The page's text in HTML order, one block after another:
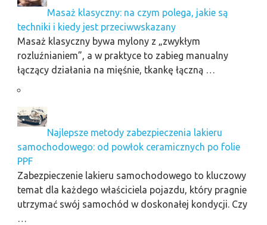
Masaż klasyczny: na czym polega, jakie są
techniki i kiedy jest przeciwwskazany
Masaż klasyczny bywa mylony z „zwykłym
rozluźnianiem”, a w praktyce to zabieg manualny
łączący działania na mięśnie, tkankę łączną …
Najlepsze metody zabezpieczenia lakieru
samochodowego: od powłok ceramicznych po folie
PPF
Zabezpieczenie lakieru samochodowego to kluczowy
temat dla każdego właściciela pojazdu, który pragnie
utrzymać swój samochód w doskonałej kondycji. Czy
…